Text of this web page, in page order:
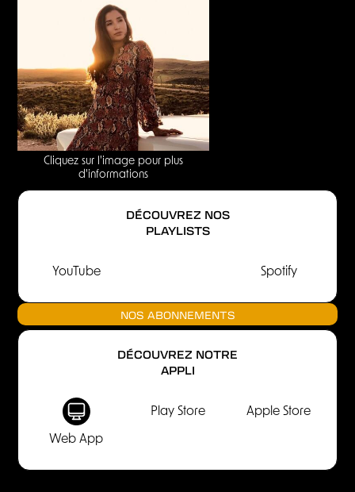
Cliquez sur l'image pour plus
d'informations
DÉCOUVREZ NOS
PLAYLISTS
YouTube Spotify
NOS ABONNEMENTS
DÉCOUVREZ NOTRE
APPLI
Web App
Play Store Apple Store